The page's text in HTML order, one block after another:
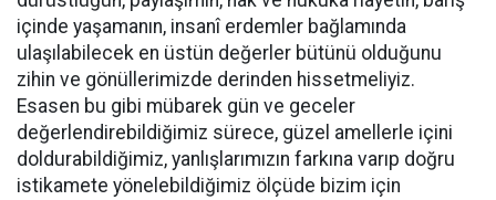
içinde yaşamanın, insanî erdemler bağlamında
ulaşılabilecek en üstün değerler bütünü olduğunu
zihin ve gönüllerimizde derinden hissetmeliyiz.
Esasen bu gibi mübarek gün ve geceler
değerlendirebildiğimiz sürece, güzel amellerle içini
doldurabildiğimiz, yanlışlarımızın farkına varıp doğru
istikamete yönelebildiğimiz ölçüde bizim için